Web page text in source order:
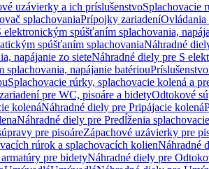
uzávierky a ich príslušenstvoSplachovacie
splachovaniaPrípojky zariadeníOvládania
spúšťaním splachovania,
spúšťaním splachovaniaNáhradné
napájanie zo sieteNáhradné diely pre S
napájanie batériouPríslušenstvo
Splachovacie rúrky, splachovacie kolená a
pre WC, pisoáre a bidetyOdtokové
kolenáNáhradné diely pre Pripájacie kolená
Náhradné diely pre Predĺženia
pre pisoáreZápachové uzávierky pre
rúrok a splachovacích kolienNáhradné
pre bidetyNáhradné diely pre